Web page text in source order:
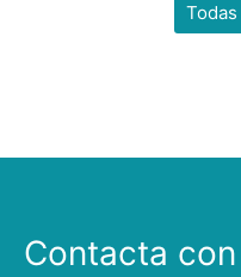
Contacta